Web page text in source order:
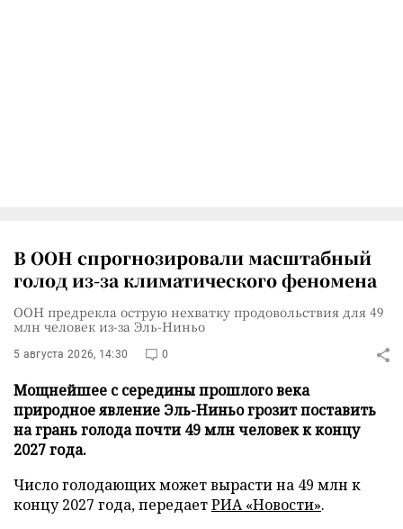
В ООН спрогнозировали масштабный
голод из-за климатического феномена
ООН предрекла острую нехватку продовольствия для 49
млн человек из-за Эль-Ниньо
5 августа 2026, 14:30 0
Мощнейшее с середины прошлого века
природное явление Эль-Ниньо грозит поставить
на грань голода почти 49 млн человек к концу
2027 года.
Число голодающих может вырасти на 49 млн к
концу 2027 года, передаетРИА «Новости».